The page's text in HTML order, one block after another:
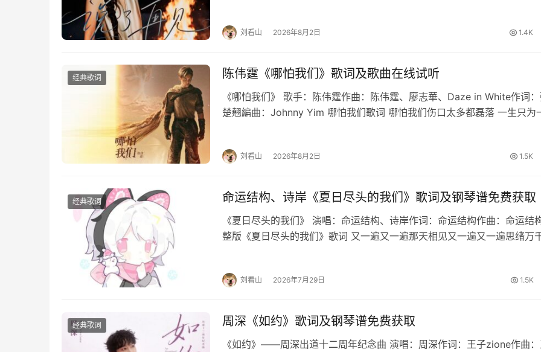
刘看山 2026年8月2日 1.4K
经典歌词 陈伟霆《哪怕我们》歌词及歌曲在线试听
《哪怕我们》 歌手：陈伟霆作曲：陈伟霆、廖志華、Daze in White作词
楚翹編曲：Johnny Yim 哪怕我们歌词 哪怕我们伤口太多都磊落 一生只为
刘看山 2026年8月2日 1.5K
经典歌词 命运结构、诗岸《夏日尽头的我们》歌词及钢琴谱免费获取
《夏日尽头的我们》 演唱：命运结构、诗岸作词：命运结构作曲：命运结
整版《夏日尽头的我们》歌词 又一遍又一遍那天相见又一遍又一遍思绪万
刘看山 2026年7月29日 1.5K
经典歌词 周深《如约》歌词及钢琴谱免费获取
《如约》——周深出道十二周年纪念曲 演唱：周深作词：王子zione作曲